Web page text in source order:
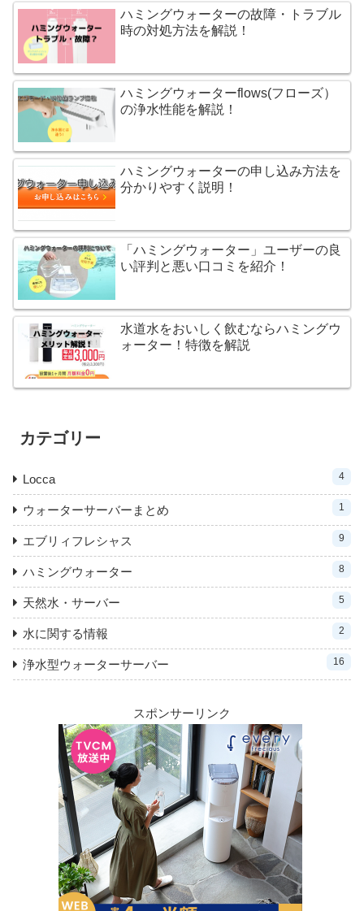
ハミングウォーターの故障・トラブル
時の対処方法を解説！
ハミングウォーターflows(フローズ）
の浄水性能を解説！
ハミングウォーターの申し込み方法を
分かりやすく説明！
「ハミングウォーター」ユーザーの良
い評判と悪い口コミを紹介！
水道水をおいしく飲むならハミングウ
ォーター！特徴を解説
カテゴリー
Locca 4
ウォーターサーバーまとめ 1
エブリィフレシャス 9
ハミングウォーター 8
天然水・サーバー 5
水に関する情報 2
浄水型ウォーターサーバー 16
スポンサーリンク